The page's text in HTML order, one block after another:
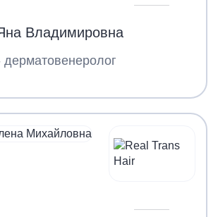
Владимировна
дерматовенеролог